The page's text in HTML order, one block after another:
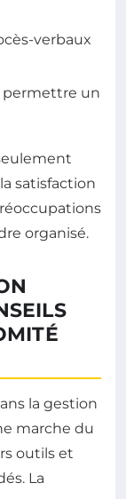
verbaux
permettre un
satisfaction
organisé.
la gestion
marche du
outils et
La